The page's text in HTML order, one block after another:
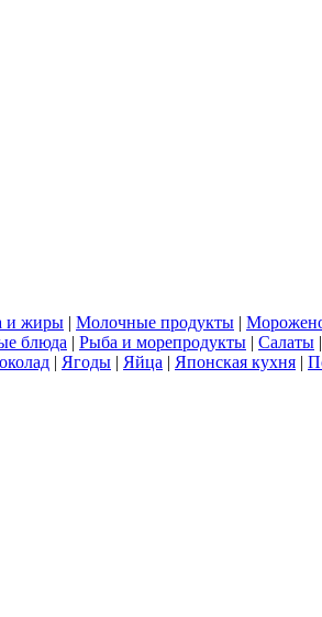
и жиры | Молочные продукты |
блюда | Рыба и морепродукты | Салаты |
| Ягоды | Яйца | Японская кухня |